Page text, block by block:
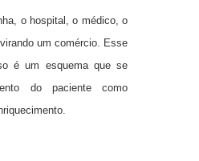
o hospital, o médico, o
um comércio. Esse
é um esquema que se
do paciente como